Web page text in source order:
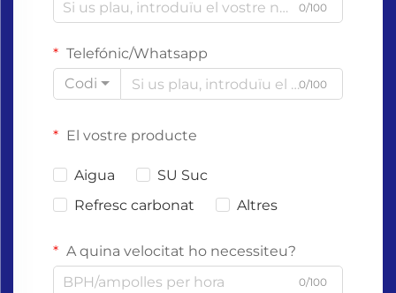
0/100
Telefónic/Whatsapp
Codi
0/100
El vostre producte
Aigua
SU Suc
Refresc carbonat
Altres
A quina velocitat ho necessiteu?
0/100